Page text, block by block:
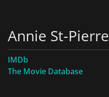
Annie St-Pierre
IMDb
The Movie Database